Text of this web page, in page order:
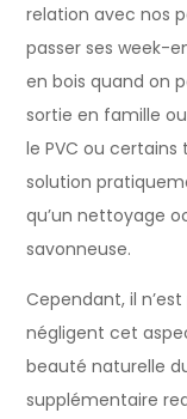
relation avec nos
passer ses week-
en bois quand on
sortie en famille
le PVC ou
solution
qu’un nettoyage
savonneuse.
Cependant, il
négligent cet
beauté naturelle
supplémentaire